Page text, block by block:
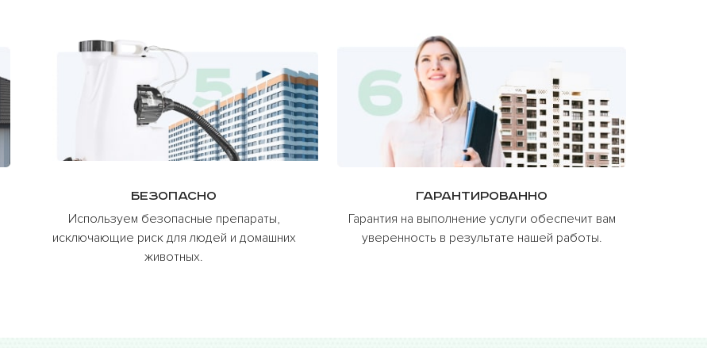
Безопасно
Используем безопасные препараты,
исключающие риск для людей и домашних
животных.
Гарантированно
Гарантия на выполнение услуги обеспечит вам
уверенность в результате нашей работы.